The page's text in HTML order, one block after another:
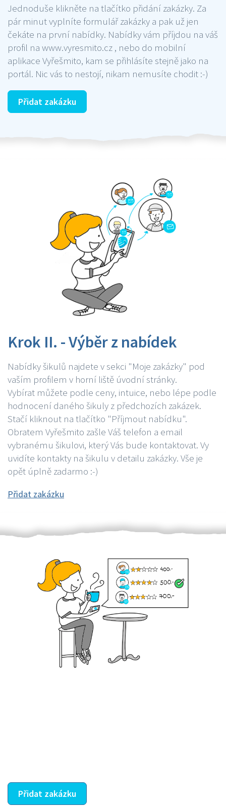
Jednoduše klikněte na tlačítko přidání zakázky. Za
pár minut vyplníte formulář zakázky a pak už jen
čekáte na první nabídky. Nabídky vám příjdou na váš
profil na www.vyresmito.cz , nebo do mobilní
aplikace Vyřešmito, kam se přihlásíte stejně jako na
portál. Nic vás to nestojí, nikam nemusíte chodit :-)
Přidat zakázku
Krok II. - Výběr z nabídek
Nabídky šikulů najdete v sekci "Moje zakázky" pod
vaším profilem v horní liště úvodní stránky.
Vybírat můžete podle ceny, intuice, nebo lépe podle
hodnocení daného šikuly z předchozích zakázek.
Stačí kliknout na tlačítko "Příjmout nabídku".
Obratem Vyřešmito zašle Váš telefon a email
vybranému šikulovi, který Vás bude kontaktovat. Vy
uvidíte kontakty na šikulu v detailu zakázky. Vše je
opět úplně zadarmo :-)
Přidat zakázku
Přidat zakázku